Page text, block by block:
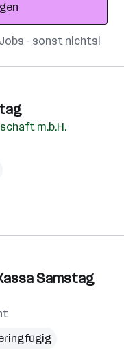
– sonst nichts!
m.b.H.
Samstag